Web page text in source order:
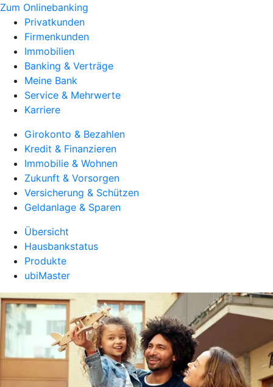
Zum Onlinebanking
Privatkunden
Firmenkunden
Immobilien
Banking & Verträge
Meine Bank
Service & Mehrwerte
Karriere
Girokonto & Bezahlen
Kredit & Finanzieren
Immobilie & Wohnen
Zukunft & Vorsorgen
Versicherung & Schützen
Geldanlage & Sparen
Übersicht
Hausbankstatus
Produkte
ubiMaster